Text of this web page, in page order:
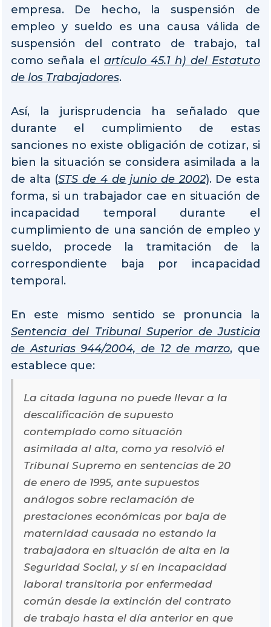
empresa. De hecho, la suspensión de
empleo y sueldo es una causa válida de
suspensión del contrato de trabajo, tal
como señala el artículo 45.1 h) del Estatuto
de los Trabajadores.
Así, la jurisprudencia ha señalado que
durante el cumplimiento de estas
sanciones no existe obligación de cotizar, si
bien la situación se considera asimilada a la
de alta (STS de 4 de junio de 2002). De esta
forma, si un trabajador cae en situación de
incapacidad temporal durante el
cumplimiento de una sanción de empleo y
sueldo, procede la tramitación de la
correspondiente baja por incapacidad
temporal.
En este mismo sentido se pronuncia la
Sentencia del Tribunal Superior de Justicia
de Asturias 944/2004, de 12 de marzo, que
establece que:
La citada laguna no puede llevar a la
descalificación de supuesto
contemplado como situación
asimilada al alta, como ya resolvió el
Tribunal Supremo en sentencias de 20
de enero de 1995, ante supuestos
análogos sobre reclamación de
prestaciones económicas por baja de
maternidad causada no estando la
trabajadora en situación de alta en la
Seguridad Social, y sí en incapacidad
laboral transitoria por enfermedad
común desde la extinción del contrato
de trabajo hasta el día anterior en que